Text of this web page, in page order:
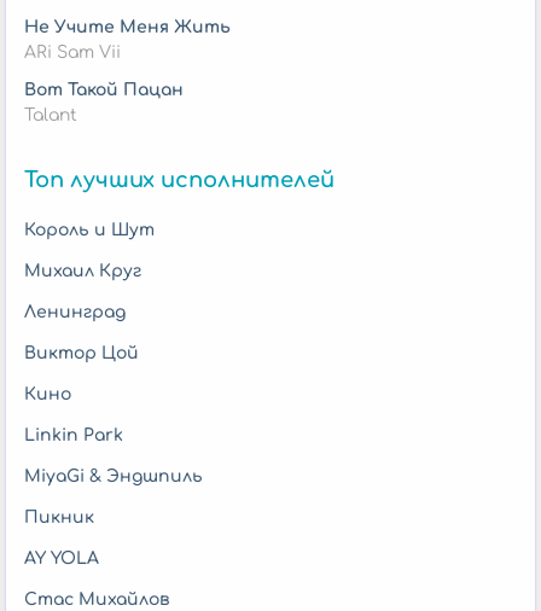
Не Учите Меня Жить
ARi Sam Vii
Вот Такой Пацан
Talant
Топ лучших исполнителей
Король и Шут
Михаил Круг
Ленинград
Виктор Цой
Кино
Linkin Park
MiyaGi & Эндшпиль
Пикник
AY YOLA
Стас Михайлов